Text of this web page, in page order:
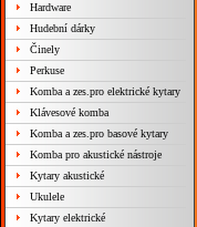
Hardware
Hudební dárky
Činely
Perkuse
Komba a zes.pro elektrické kytary
Klávesové komba
Komba a zes.pro basové kytary
Komba pro akustické nástroje
Kytary akustické
Ukulele
Kytary elektrické